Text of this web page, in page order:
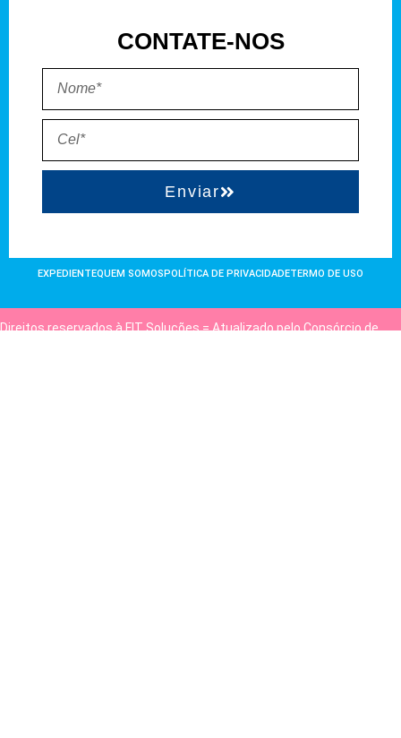
CONTATE-NOS
Enviar
EXPEDIENTEQUEM SOMOSPOLÍTICA DE PRIVACIDADETERMO DE USO
Direitos reservados à FIT Soluções = Atualizado pelo Consórcio de